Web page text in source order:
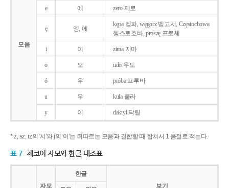
모음
e 에 zero 제로
ę 엥, 에
kępa 켕파, węgorz 벵고시, Częstochowa
쳉스토호바, proszę 프로셰
i 이 zima 지마
o 오 udo 우도
ó 우 próba 프루바
u 우 kula 쿨라
y 이 daktyl 닥틸
* ż, sz, rz의 '시'와 j의 '이'는 뒤따르는 모음과 결합할 때 합쳐서 1 음절로 적는다.
표 7 체코어 자모와 한글 대조표
자모
한글
보기